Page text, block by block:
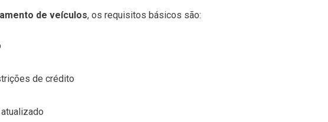
de veículos, os requisitos básicos são:
de crédito